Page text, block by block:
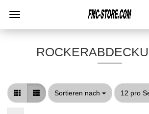
Sortieren nach
Sortieren nach 12 pro
pro Seite